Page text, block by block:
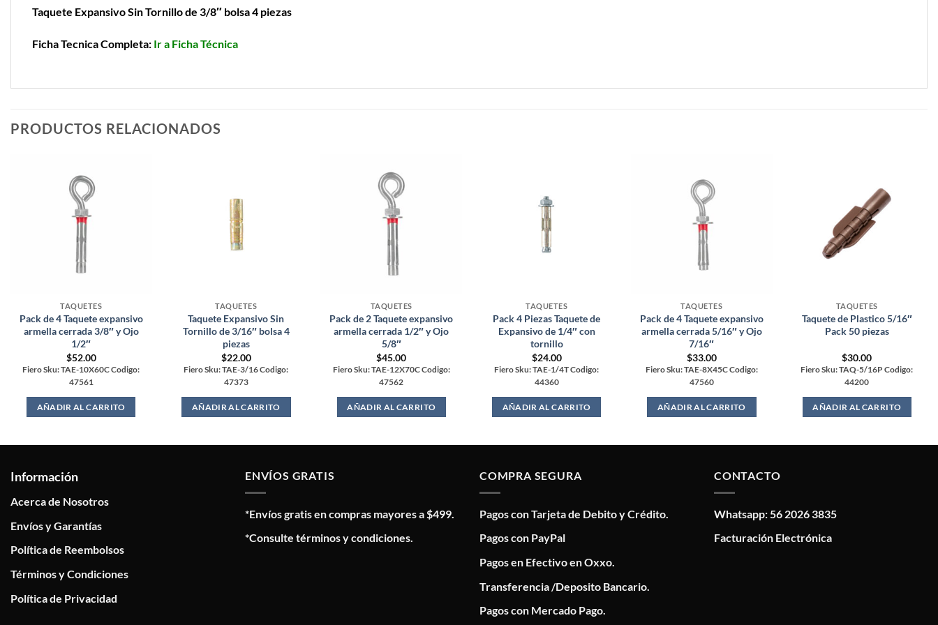
Taquete Expansivo Sin Tornillo de 3/8″ bolsa 4 piezas
Ficha Tecnica Completa: Ir a Ficha Técnica
PRODUCTOS RELACIONADOS
TAQUETES
Pack de 4 Taquete expansivo
armella cerrada 3/8″ y Ojo
1/2″
$52.00
Fiero Sku: TAE-10X60C Codigo:
47561
AÑADIR AL CARRITO
TAQUETES
Taquete Expansivo Sin
Tornillo de 3/16″ bolsa 4
piezas
$22.00
Fiero Sku: TAE-3/16 Codigo:
47373
AÑADIR AL CARRITO
TAQUETES
Pack de 2 Taquete expansivo
armella cerrada 1/2″ y Ojo
5/8″
$45.00
Fiero Sku: TAE-12X70C Codigo:
47562
AÑADIR AL CARRITO
TAQUETES
Pack 4 Piezas Taquete de
Expansivo de 1/4″ con
tornillo
$24.00
Fiero Sku: TAE-1/4T Codigo:
44360
AÑADIR AL CARRITO
TAQUETES
Pack de 4 Taquete expansivo
armella cerrada 5/16″ y Ojo
7/16″
$33.00
Fiero Sku: TAE-8X45C Codigo:
47560
AÑADIR AL CARRITO
TAQUETES
Taquete de Plastico 5/16″
Pack 50 piezas
$30.00
Fiero Sku: TAQ-5/16P Codigo:
44200
AÑADIR AL CARRITO
Información
Acerca de Nosotros
Envíos y Garantías
Política de Reembolsos
Términos y Condiciones
Política de Privacidad
ENVÍOS GRATIS
*Envíos gratis en compras mayores a $499.
*Consulte términos y condiciones.
COMPRA SEGURA
Pagos con Tarjeta de Debito y Crédito.
Pagos con PayPal
Pagos en Efectivo en Oxxo.
Transferencia /Deposito Bancario.
Pagos con Mercado Pago.
CONTACTO
Whatsapp: 56 2026 3835
Facturación Electrónica